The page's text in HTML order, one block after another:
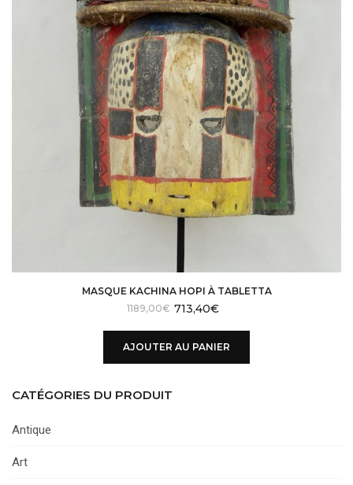
MASQUE KACHINA HOPI À TABLETTA
initial
était :
1189,00€
actuel
est :
713,40€
AJOUTER AU PANIER
CATÉGORIES DU PRODUIT
Antique
Art